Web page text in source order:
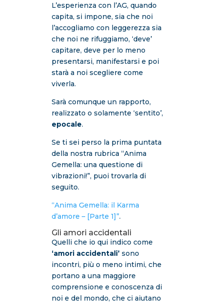
L’esperienza con l’AG, quando
capita, si impone, sia che noi
l’accogliamo con leggerezza sia
che noi ne rifuggiamo, ‘deve’
capitare, deve per lo meno
presentarsi, manifestarsi e poi
starà a noi scegliere come
viverla.
Sarà comunque un rapporto,
realizzato o solamente ‘sentito’,
epocale.
Se ti sei perso la prima puntata
della nostra rubrica “Anima
Gemella: una questione di
vibrazioni!”, puoi trovarla di
seguito.
“Anima Gemella: il Karma
d’amore – [Parte 1]”.
Gli amori accidentali
Quelli che io qui indico come
‘amori accidentali’sono
incontri, più o meno intimi, che
portano a una maggiore
comprensione e conoscenza di
noi e del mondo, che ci aiutano